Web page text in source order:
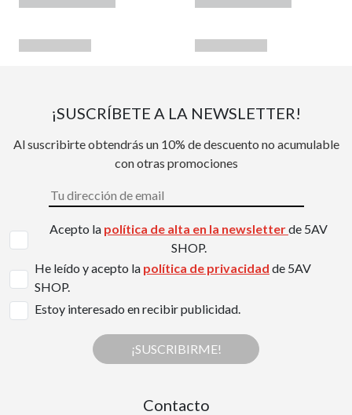
¡SUSCRÍBETE A LA NEWSLETTER!
Al suscribirte obtendrás un 10% de descuento no acumulable
con otras promociones
Acepto la política de alta en la newsletterde 5AV
SHOP.
He leído y acepto la política de privacidad de 5AV
SHOP.
Estoy interesado en recibir publicidad.
¡SUSCRIBIRME!
Contacto